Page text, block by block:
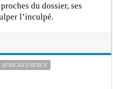
du dossier, ses
l’inculpé.
AFRICAN ENERGY